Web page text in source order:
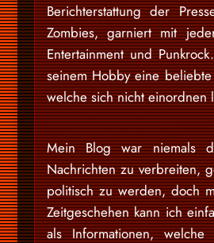
Berichterstattung der
Zombies, garniert mit
Entertainment und
seinem Hobby eine
welche sich nicht einordnen
Mein Blog war niemals
Nachrichten zu verbreiten,
politisch zu werden, doch
Zeitgeschehen kann ich
als Informationen,